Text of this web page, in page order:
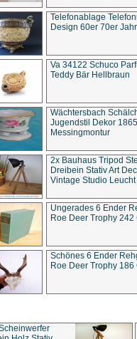
Telefonablage
Design 60er 70er
Va 34122 Schuco
Teddy Bär Hellbraun
Wächtersbach
Jugendstil Dekor 1865
Messingmontur
2x Bauhaus Tripod
Dreibein Stativ Art
Vintage Studio Leucht
Ungerades 6 Ender
Roe Deer Trophy 242
Schönes 6 Ender
Roe Deer Trophy 186